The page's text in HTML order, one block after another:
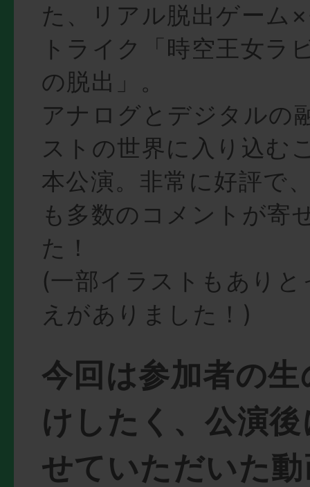
た、リアル脱出ゲーム
トライク「時空王女ラ
の脱出」。
アナログとデジタルの
ストの世界に入り込む
本公演。非常に好評で
も多数のコメントが寄
た！
(一部イラストもあり
えがありました！)
今回は参加者の
けしたく、公演
せていただいた